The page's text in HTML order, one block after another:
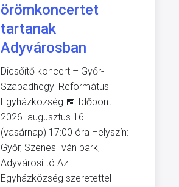
örömkoncertet
tartanak
Adyvárosban
Dicsőítő koncert – Győr-
Szabadhegyi Református
Egyházközség 📅 Időpont:
2026. augusztus 16.
(vasárnap) 17:00 óra Helyszín:
Győr, Szenes Iván park,
Adyvárosi tó Az
Egyházközség szeretettel